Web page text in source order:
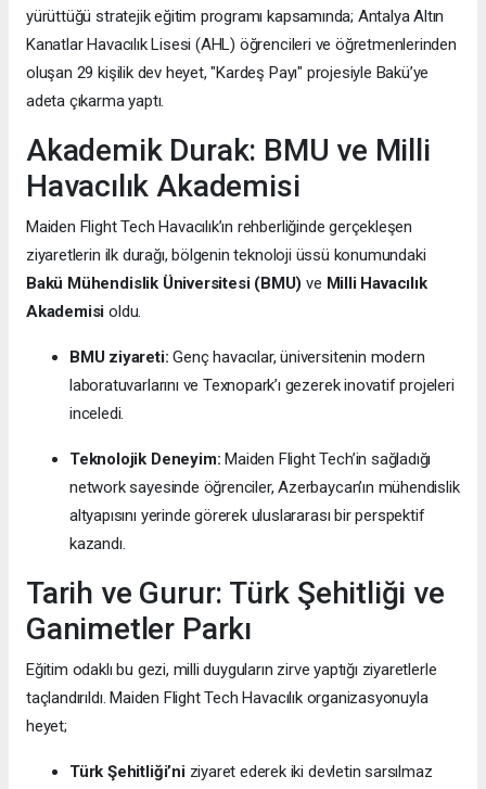
yürüttüğü stratejik eğitim programı kapsamında; Antalya Altın
Kanatlar Havacılık Lisesi (AHL) öğrencileri ve öğretmenlerinden
oluşan 29 kişilik dev heyet, "Kardeş Payı" projesiyle Bakü’ye
adeta çıkarma yaptı.
Akademik Durak: BMU ve Milli
Havacılık Akademisi
Maiden Flight Tech Havacılık’ın rehberliğinde gerçekleşen
ziyaretlerin ilk durağı, bölgenin teknoloji üssü konumundaki
Bakü Mühendislik Üniversitesi (BMU) ve Milli Havacılık
Akademisi oldu.
BMU ziyareti: Genç havacılar, üniversitenin modern
laboratuvarlarını ve Texnopark’ı gezerek inovatif projeleri
inceledi.
Teknolojik Deneyim: Maiden Flight Tech’in sağladığı
network sayesinde öğrenciler, Azerbaycan’ın mühendislik
altyapısını yerinde görerek uluslararası bir perspektif
kazandı.
Tarih ve Gurur: Türk Şehitliği ve
Ganimetler Parkı
Eğitim odaklı bu gezi, milli duyguların zirve yaptığı ziyaretlerle
taçlandırıldı. Maiden Flight Tech Havacılık organizasyonuyla
heyet;
Türk Şehitliği’niziyaret ederek iki devletin sarsılmaz